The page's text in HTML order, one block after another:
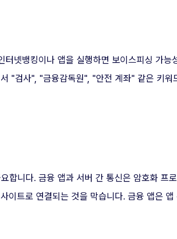
넷뱅킹이나 앱을 실행하면 보이스피싱 가
"검사", "금융감독원", "안전 계좌" 같은 키
합니다. 금융 앱과 서버 간 통신은 암호화 프
이트로 연결되는 것을 막습니다. 금융 앱은